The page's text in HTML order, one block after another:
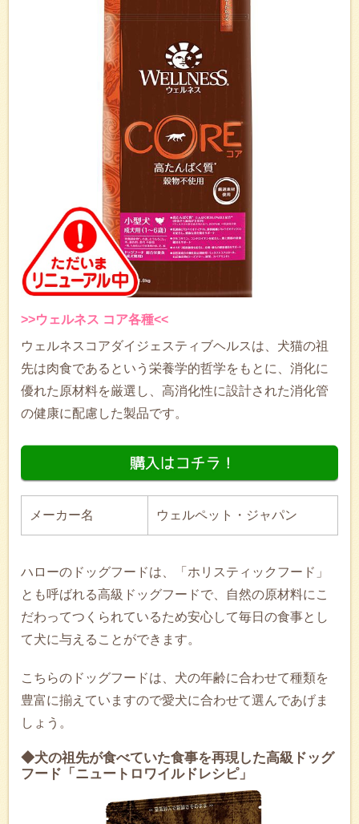
>>ウェルネス コア各種<<
ウェルネスコアダイジェスティブヘルスは、犬猫の祖
先は肉食であるという栄養学的哲学をもとに、消化に
優れた原材料を厳選し、高消化性に設計された消化管
の健康に配慮した製品です。
メーカー名 ウェルペット・ジャパン
ハローのドッグフードは、「ホリスティックフード」
とも呼ばれる高級ドッグフードで、自然の原材料にこ
だわってつくられているため安心して毎日の食事とし
て犬に与えることができます。
こちらのドッグフードは、犬の年齢に合わせて種類を
豊富に揃えていますので愛犬に合わせて選んであげま
しょう。
◆犬の祖先が食べていた食事を再現した高級ドッグ
フード「ニュートロワイルドレシピ」